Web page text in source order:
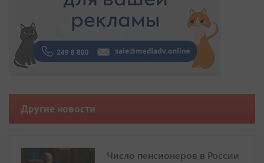
Другие новости
Число пенсионеров в России